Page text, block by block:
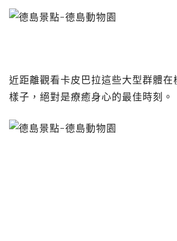
近距離觀看卡皮巴拉這些大型群體在
樣子，絕對是療癒身心的最佳時刻。